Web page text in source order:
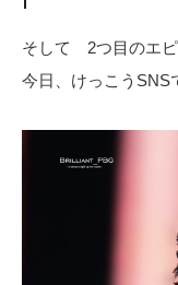
そして 2つ目のエピ
今日、けっこう